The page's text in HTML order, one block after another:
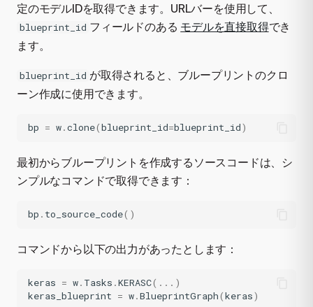
定のモデルIDを取得できます。URLバーを使用して、
blueprint_id フィールドのある モデルを直接取得でき
ます。
blueprint_id が取得されると、ブループリントのクロ
ーン作成に使用できます。
bp = w.clone(blueprint_id=blueprint_id)
最初からブループリントを作成するソースコードは、シ
ンプルなコマンドで取得できます：
bp . to_source_code()
コマンドから以下の出力があったとします：
keras = w. Tasks .KERASC( ... )
keras_blueprint = w.BlueprintGraph(keras)